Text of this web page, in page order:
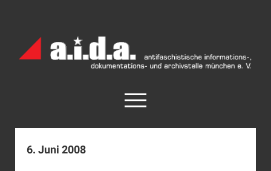
Archiv
München
open
menu
facebook
rss info@aida-archiv.de
6. Juni 2008